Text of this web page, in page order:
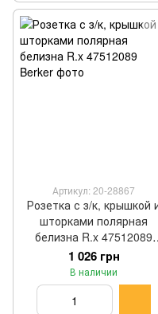
Артикул: 20-28867
Розетка с з/к, крышкой
шторками полярная
белизна R.x 47512089
Berker
1 026 грн
В наличии